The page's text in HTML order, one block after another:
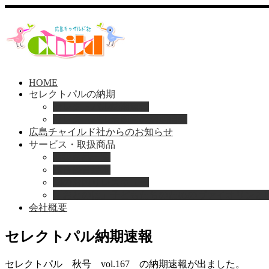
HOME
セレクトパルの納期
広島チャイルド社からのお知らせ
サービス・取扱商品
会社概要
Home
お知らせ
セレクトパル納期速報
Sep
セレクトパル納期速報
セレクトパル 秋号 vol.167 の納期速報が出ました。